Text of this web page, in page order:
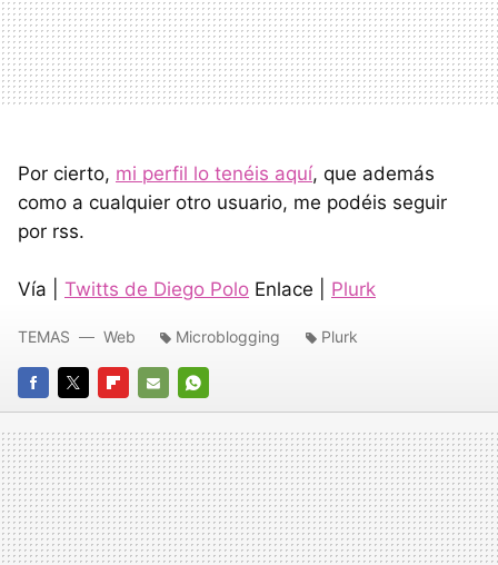
Por cierto, mi perfil lo tenéis aquí, que además
como a cualquier otro usuario, me podéis seguir
por rss.
Vía | Twitts de Diego Polo Enlace | Plurk
FACEBOOK
TWITTERFLIPBOARD
E-
MAIL
WHATSAPP
TEMAS Web Microblogging Plurk